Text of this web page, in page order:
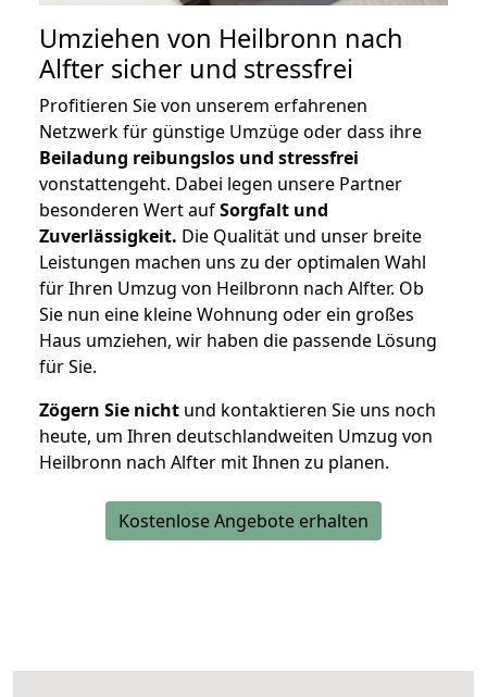
Umziehen von Heilbronn nach
Alfter sicher und stressfrei
Profitieren Sie von unserem erfahrenen
Netzwerk für günstige Umzüge oder dass ihre
Beiladung reibungslos und stressfrei
vonstattengeht. Dabei legen unsere Partner
besonderen Wert aufSorgfalt und
Zuverlässigkeit. Die Qualität und unser breite
Leistungen machen uns zu der optimalen Wahl
für Ihren Umzug von Heilbronn nach Alfter. Ob
Sie nun eine kleine Wohnung oder ein großes
Haus umziehen, wir haben die passende Lösung
für Sie.
Zögern Sie nicht und kontaktieren Sie uns noch
heute, um Ihren deutschlandweiten Umzug von
Heilbronn nach Alfter mit Ihnen zu planen.
Kostenlose Angebote erhalten